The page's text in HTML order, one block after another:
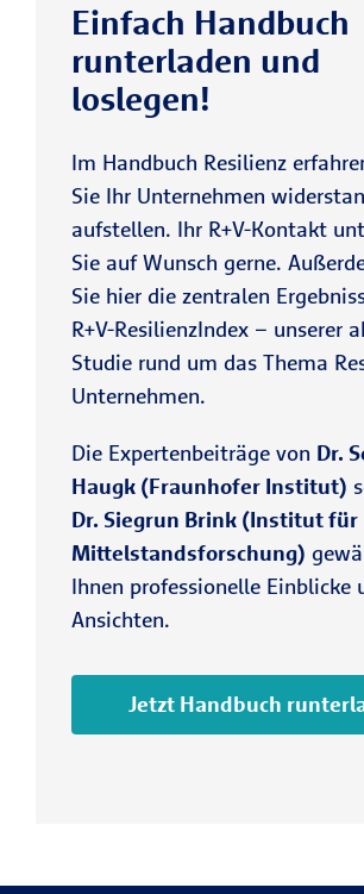
Einfach Handbuch
runterladen und
loslegen!
Im Handbuch Resilienz
Sie Ihr Unternehmen
aufstellen. Ihr R+V-Kontakt
Sie auf Wunsch gerne.
Sie hier die zentralen
R+V-ResilienzIndex – unserer
Studie rund um das Thema
Unternehmen.
Die Expertenbeiträge von Dr.
Haugk (Fraunhofer Institut)
Dr. Siegrun Brink (Institut für
Mittelstandsforschung)
Ihnen professionelle Einblicke
Ansichten.
Jetzt Handbuch